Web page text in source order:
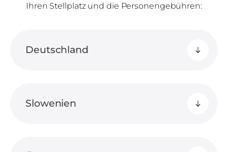
Ihren Stellplatz und die Personengebühren:
Deutschland
Slowenien